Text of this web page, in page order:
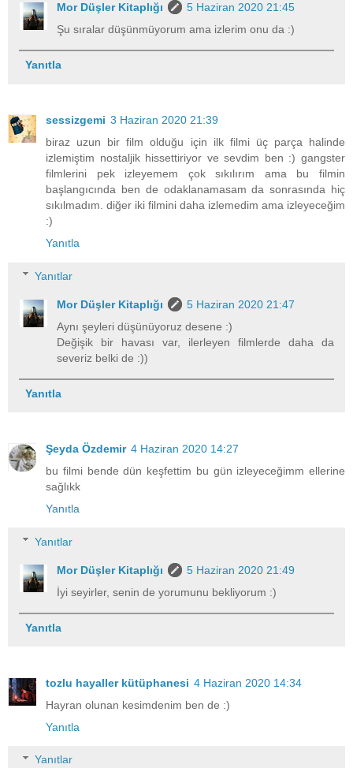
Mor Düşler Kitaplığı
5 Haziran 2020 21:45
Şu sıralar düşünmüyorum ama izlerim onu da :)
Yanıtla
sessizgemi 3 Haziran 2020 21:39
biraz uzun bir film olduğu için ilk filmi üç parça halinde
izlemiştim nostaljik hissettiriyor ve sevdim ben :) gangster
filmlerini pek izleyemem çok sıkılırım ama bu filmin
başlangıcında ben de odaklanamasam da sonrasında hiç
sıkılmadım. diğer iki filmini daha izlemedim ama izleyeceğim
:)
Yanıtla
Yanıtlar
Mor Düşler Kitaplığı
5 Haziran 2020 21:47
Aynı şeyleri düşünüyoruz desene :)
Değişik bir havası var, ilerleyen filmlerde daha da
severiz belki de :))
Yanıtla
Şeyda Özdemir 4 Haziran 2020 14:27
bu filmi bende dün keşfettim bu gün izleyeceğimm ellerine
sağlıkk
Yanıtla
Yanıtlar
Mor Düşler Kitaplığı
5 Haziran 2020 21:49
İyi seyirler, senin de yorumunu bekliyorum :)
Yanıtla
tozlu hayaller kütüphanesi 4 Haziran 2020 14:34
Hayran olunan kesimdenim ben de :)
Yanıtla
Yanıtlar